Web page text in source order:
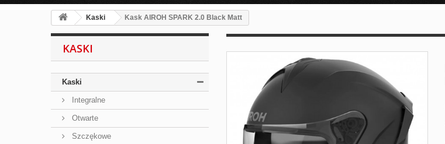
Kaski Kask AIROH SPARK 2.0 Black Matt
KASKI
Kaski
Integralne
Otwarte
Szczękowe